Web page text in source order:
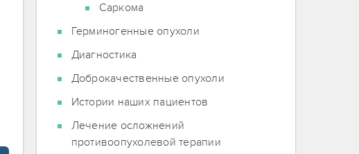
Саркома
Герминогенные опухоли
Диагностика
Доброкачественные опухоли
Истории наших пациентов
Лечение осложнений
противоопухолевой терапии